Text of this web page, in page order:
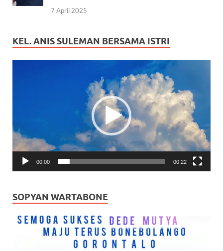
7 April 2025
KEL. ANIS SULEMAN BERSAMA ISTRI
00:00 00:22
SOPYAN WARTABONE